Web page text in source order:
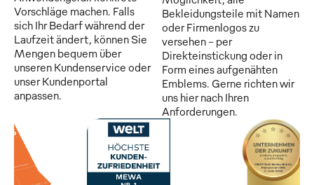
Vorschläge machen. Falls
sich Ihr Bedarf während der
Laufzeit ändert, können Sie
Mengen bequem über
unseren Kundenservice oder
unser Kundenportal
anpassen.
Bekleidungsteile mit Namen
oder Firmenlogos zu
versehen - per
Direkteinstickung oder in
Form eines aufgenähten
Emblems. Gerne richten wir
uns hier nach Ihren
Anforderungen.